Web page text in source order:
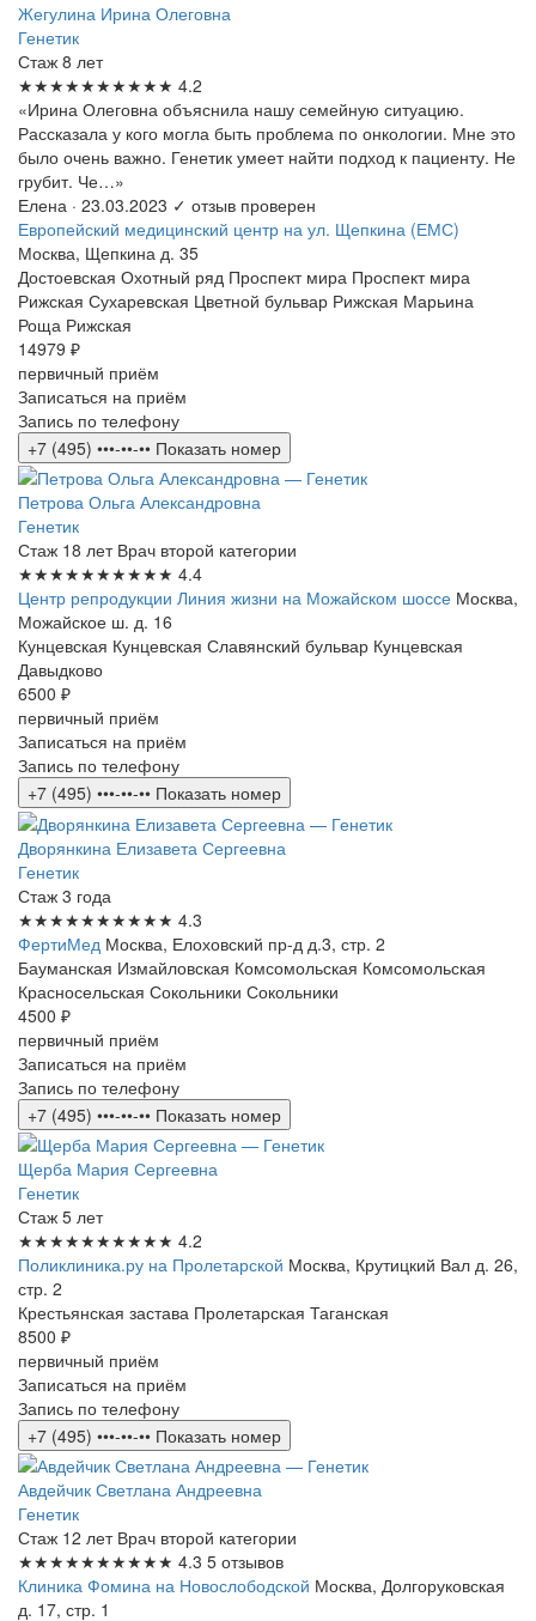
Жегулина Ирина Олеговна
Генетик
Стаж 8 лет
★★★★★★★★★★ 4.2
«Ирина Олеговна объяснила нашу семейную ситуацию.
Рассказала у кого могла быть проблема по онкологии. Мне это
было очень важно. Генетик умеет найти подход к пациенту. Не
грубит. Че…»
Елена · 23.03.2023 ✓ отзыв проверен
Европейский медицинский центр на ул. Щепкина (ЕМС)
Москва, Щепкина д. 35
Достоевская Охотный ряд Проспект мира Проспект мира
Рижская Сухаревская Цветной бульвар Рижская Марьина
Роща Рижская
14979 ₽
первичный приём
Записаться на приём
Запись по телефону
+7 (495) •••-••-•• Показать номер
Петрова Ольга Александровна
Генетик
Стаж 18 лет Врач второй категории
★★★★★★★★★★ 4.4
Центр репродукции Линия жизни на Можайском шоссе Москва,
Можайское ш. д. 16
Кунцевская Кунцевская Славянский бульвар Кунцевская
Давыдково
6500 ₽
первичный приём
Записаться на приём
Запись по телефону
+7 (495) •••-••-•• Показать номер
Дворянкина Елизавета Сергеевна
Генетик
Стаж 3 года
★★★★★★★★★★ 4.3
ФертиМед Москва, Елоховский пр-д д.3, стр. 2
Бауманская Измайловская Комсомольская Комсомольская
Красносельская Сокольники Сокольники
4500 ₽
первичный приём
Записаться на приём
Запись по телефону
+7 (495) •••-••-•• Показать номер
Щерба Мария Сергеевна
Генетик
Стаж 5 лет
★★★★★★★★★★ 4.2
Поликлиника.ру на Пролетарской Москва, Крутицкий Вал д. 26,
стр. 2
Крестьянская застава Пролетарская Таганская
8500 ₽
первичный приём
Записаться на приём
Запись по телефону
+7 (495) •••-••-•• Показать номер
Авдейчик Светлана Андреевна
Генетик
Стаж 12 лет Врач второй категории
★★★★★★★★★★ 4.3 5 отзывов
Клиника Фомина на Новослободской Москва, Долгоруковская
д. 17, стр. 1